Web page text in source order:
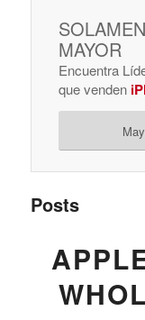
MAYOR
Encuentra
que venden
Posts